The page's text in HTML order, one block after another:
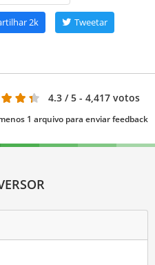
2k Tweetar
4.3 / 5 - 4,417 votos
1 arquivo para enviar feedback